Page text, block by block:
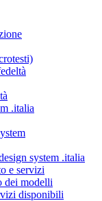
.italia
system .italia
e servizi
dei modelli
disponibili